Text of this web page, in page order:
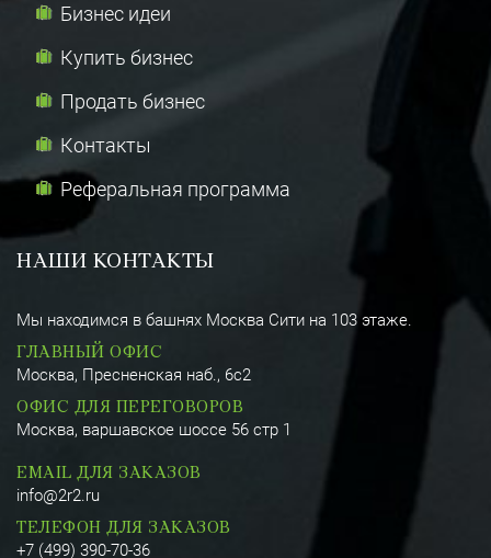
Бизнес идеи
Купить бизнес
Продать бизнес
Контакты
Реферальная программа
НАШИ КОНТАКТЫ
Мы находимся в башнях Москва Сити на 103 этаже.
ГЛАВНЫЙ ОФИС
Москва, Пресненская наб., 6с2
ОФИС ДЛЯ ПЕРЕГОВОРОВ
Москва, варшавское шоссе 56 стр 1
EMAIL ДЛЯ ЗАКАЗОВ
info@2r2.ru
ТЕЛЕФОН ДЛЯ ЗАКАЗОВ
+7 (499) 390-70-36